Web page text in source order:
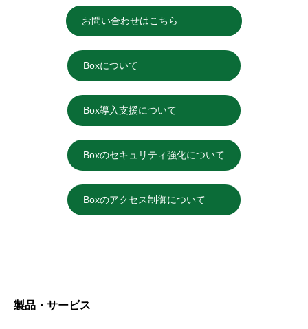
お問い合わせはこちら
Boxについて
Box導入支援について
Boxのセキュリティ強化について
Boxのアクセス制御について
製品・サービス